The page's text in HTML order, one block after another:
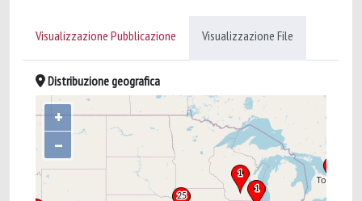
Visualizzazione Pubblicazione Visualizzazione File
Distribuzione geografica
+
–